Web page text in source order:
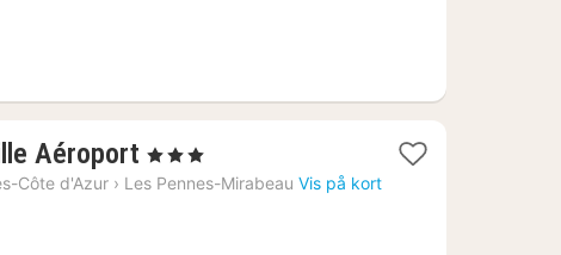
Aéroport 1
nat
, 3 Stjerner
Côte d'Azur › Les Pennes-Mirabeau Vis på kort